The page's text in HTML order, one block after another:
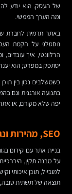
של העסק. הוא יודע
ומה הערך הממשי.
באתר תדמית לחברת
נוסטלגי על הקמת
הרלוונטי, איך
יסתפק במפרט; הוא
בתנועה אורגנית וגם
יפה שלא מקודם, או
SEO, מהירות ונגישות: פחות זוהרים, יותר מכריעים
למובייל, תוכן איכותי
תוצאה של תשתית טובה,